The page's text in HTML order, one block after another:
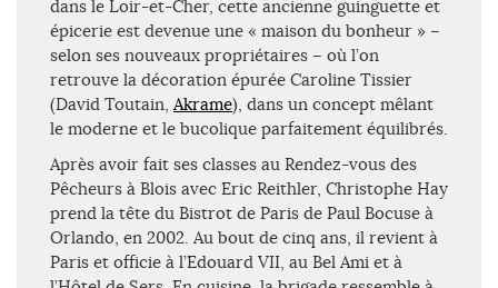
dans le Loir-et-Cher, cette ancienne guinguette et
épicerie est devenue une « maison du bonheur » –
selon ses nouveaux propriétaires – où l’on
retrouve la décoration épurée Caroline Tissier
(David Toutain, Akrame), dans un concept mêlant
le moderne et le bucolique parfaitement équilibrés.
Après avoir fait ses classes au Rendez-vous des
Pêcheurs à Blois avec Eric Reithler, Christophe Hay
prend la tête du Bistrot de Paris de Paul Bocuse à
Orlando, en 2002. Au bout de cinq ans, il revient à
Paris et officie à l’Edouard VII, au Bel Ami et à